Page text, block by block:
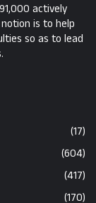
actively
is to help
so as to lead
(17)
(604)
(417)
(170)